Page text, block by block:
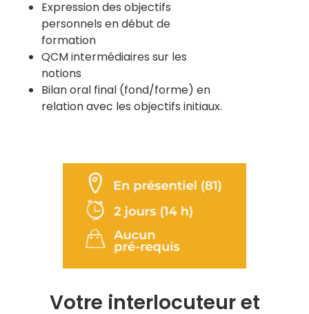
Expression des objectifs
personnels en début de
formation
QCM intermédiaires sur les
notions
Bilan oral final (fond/forme) en
relation avec les objectifs initiaux.
Votre interlocuteur et